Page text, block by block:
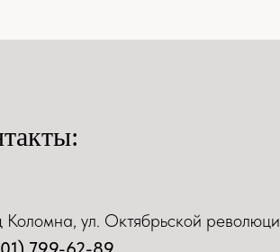
Коломна, ул. Октябрьской